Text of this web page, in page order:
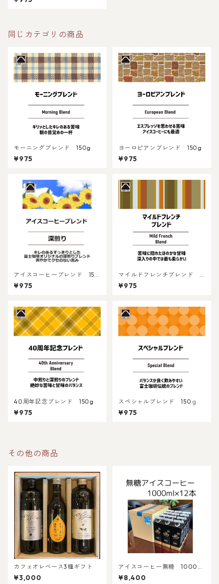
同じカテゴリの商品
モーニングブレンド 150g
¥975
ヨーロピアンブレンド 150g
¥975
アイスコーヒーブレンド 150
ｇ
¥975
マイルドフレンチブレンド 15
0g
¥975
40周年記念ブレンド 150g
¥975
スペシャルブレンド 150ｇ
¥975
その他の商品
カフェオレベース3種ギフト
¥3,000
アイスコーヒー無糖 1000ml
×12本
¥8,400